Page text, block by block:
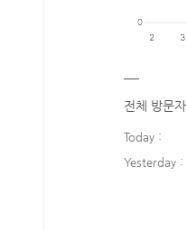
전체 방문자
Today :
Yesterday :